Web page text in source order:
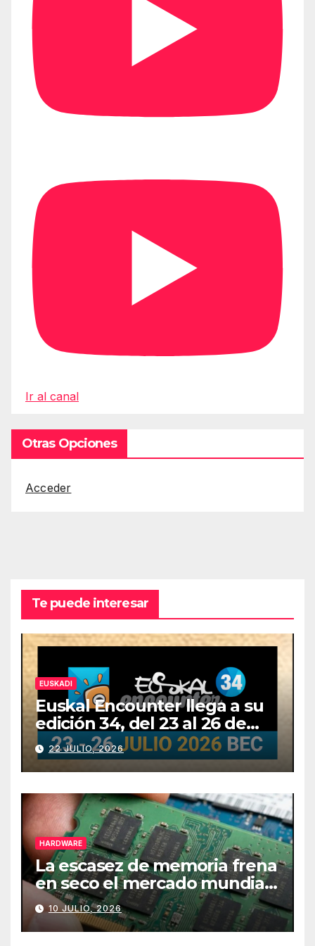
Ir al canal
Otras Opciones
Acceder
Te puede interesar
EUSKADI
Euskal Encounter llega a su
edición 34, del 23 al 26 de
julio
22 JULIO, 2026
HARDWARE
La escasez de memoria frena
en seco el mercado mundial
de PCs
10 JULIO, 2026